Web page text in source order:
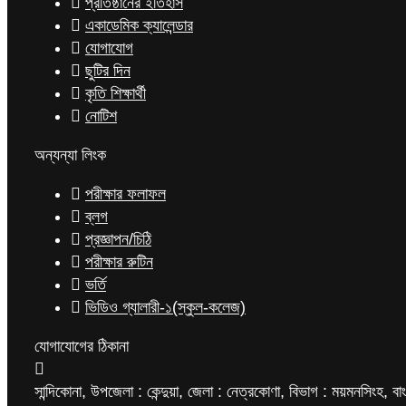
একাডেমিক ক্যালেন্ডার
যোগাযোগ
ছুটির দিন
কৃতি শিক্ষার্থী
নোটিশ
অন্যন্যা লিংক
পরীক্ষার ফলাফল
ব্লগ
প্রজ্ঞাপন/চিঠি
পরীক্ষার রুটিন
ভর্তি
ভিডিও গ্যালারী-১(স্কুল-কলেজ)
যোগাযোগের ঠিকানা
সান্দিকোনা, উপজেলা : কেন্দুয়া, জেলা : নেত্রকোণা, বিভাগ : ময়মনসিংহ,